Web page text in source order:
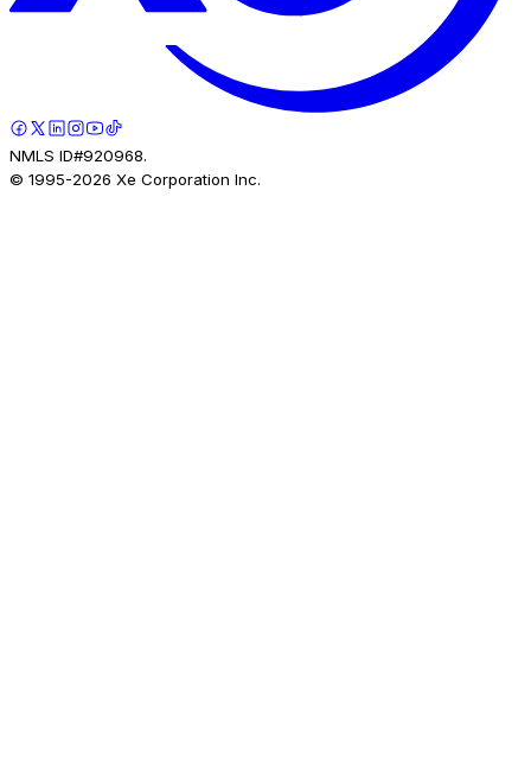
NMLS ID#920968.
© 1995-2026 Xe Corporation Inc.